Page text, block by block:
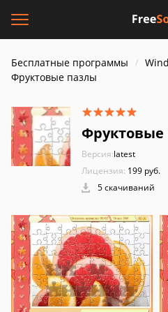
Бесплатные программы
Фруктовые пазлы
Фруктовые
Версия:latest
Лицензия: 199 руб.
5 скачиваний